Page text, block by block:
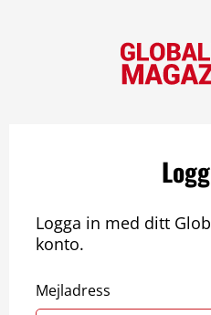
Logga in med ditt
konto.
Mejladress